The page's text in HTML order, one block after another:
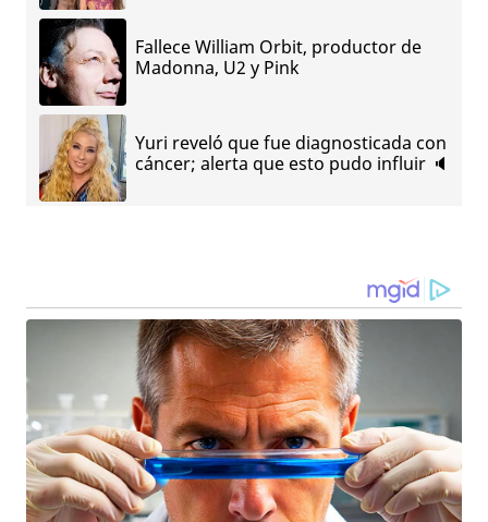
Fallece William Orbit, productor de
Madonna, U2 y Pink
Yuri reveló que fue diagnosticada con
cáncer; alerta que esto pudo influir 🔈